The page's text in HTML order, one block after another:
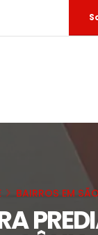
BAIRROS EM